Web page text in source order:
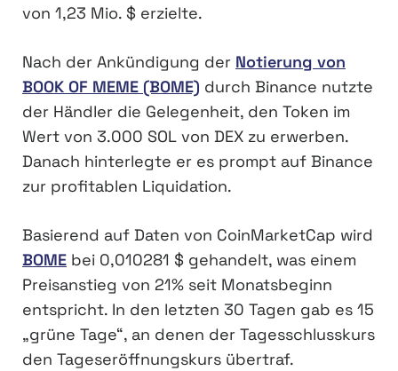
von 1,23 Mio. $ erzielte.
Nach der Ankündigung der Notierung von
BOOK OF MEME (BOME) durch Binance nutzte
der Händler die Gelegenheit, den Token im
Wert von 3.000 SOL von DEX zu erwerben.
Danach hinterlegte er es prompt auf Binance
zur profitablen Liquidation.
Basierend auf Daten von CoinMarketCap wird
BOME bei 0,010281 $ gehandelt, was einem
Preisanstieg von 21% seit Monatsbeginn
entspricht. In den letzten 30 Tagen gab es 15
„grüne Tage“, an denen der Tagesschlusskurs
den Tageseröffnungskurs übertraf.